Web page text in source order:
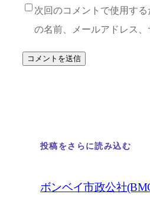
次回のコメントで使用す
の名前、メールアドレス、
投稿をさらに読み込む
ボンベイ市政公社